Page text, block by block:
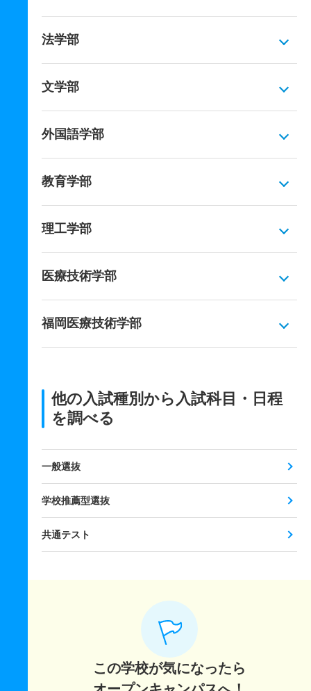
法学部
文学部
外国語学部
教育学部
理工学部
医療技術学部
福岡医療技術学部
他の入試種別から入試科目・日程
を調べる
一般選抜
学校推薦型選抜
共通テスト
この学校が気になったら